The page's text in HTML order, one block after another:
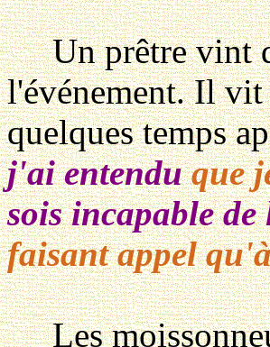
Un prêtre vint
l'événement. Il vit
quelques temps
j'ai entenduque
sois incapable
faisant appel
Les